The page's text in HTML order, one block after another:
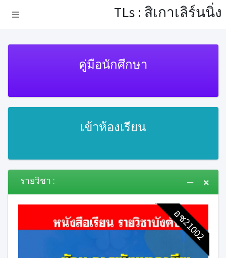
TLs : สิเกาเลิร์นนิ่ง
คู่มือนักศึกษา
เข้าห้องเรียน
รายวิชา :
อช21002